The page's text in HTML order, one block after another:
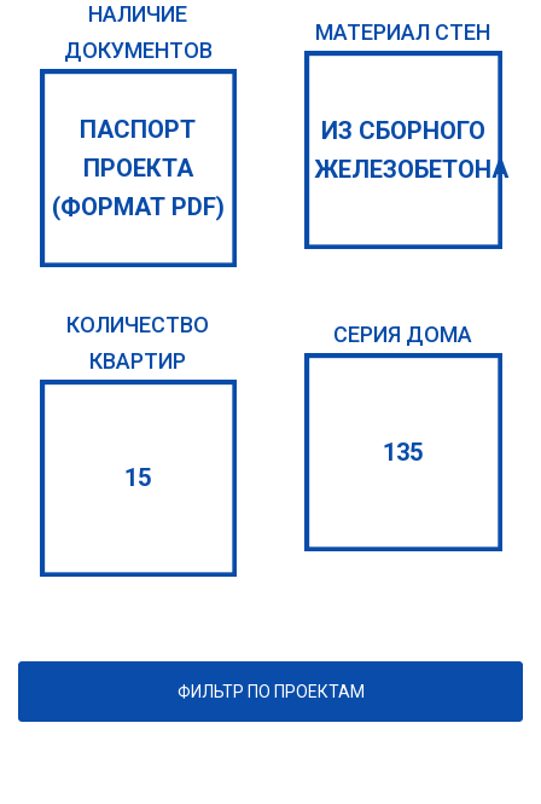
НАЛИЧИЕ
ДОКУМЕНТОВ
ПАСПОРТ
ПРОЕКТА
(ФОРМАТ PDF)
МАТЕРИАЛ СТЕН
ИЗ СБОРНОГО
ЖЕЛЕЗОБЕТОНА
КОЛИЧЕСТВО
КВАРТИР
15
СЕРИЯ ДОМА
135
ФИЛЬТР ПО ПРОЕКТАМ